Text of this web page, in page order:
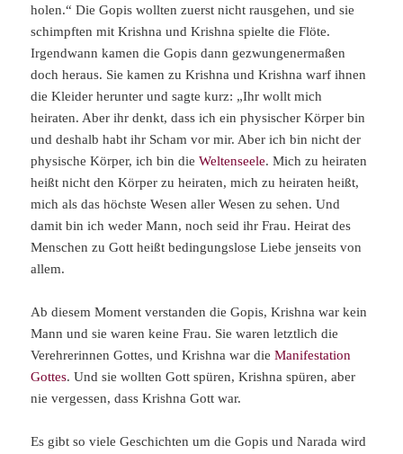
holen.“ Die Gopis wollten zuerst nicht rausgehen, und sie
schimpften mit Krishna und Krishna spielte die Flöte.
Irgendwann kamen die Gopis dann gezwungenermaßen
doch heraus. Sie kamen zu Krishna und Krishna warf ihnen
die Kleider herunter und sagte kurz: „Ihr wollt mich
heiraten. Aber ihr denkt, dass ich ein physischer Körper bin
und deshalb habt ihr Scham vor mir. Aber ich bin nicht der
physische Körper, ich bin dieWeltenseele. Mich zu heiraten
heißt nicht den Körper zu heiraten, mich zu heiraten heißt,
mich als das höchste Wesen aller Wesen zu sehen. Und
damit bin ich weder Mann, noch seid ihr Frau. Heirat des
Menschen zu Gott heißt bedingungslose Liebe jenseits von
allem.
Ab diesem Moment verstanden die Gopis, Krishna war kein
Mann und sie waren keine Frau. Sie waren letztlich die
Verehrerinnen Gottes, und Krishna war dieManifestation
Gottes. Und sie wollten Gott spüren, Krishna spüren, aber
nie vergessen, dass Krishna Gott war.
Es gibt so viele Geschichten um die Gopis und Narada wird